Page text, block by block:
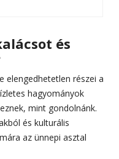
és
elengedhetetlen részei a
hagyományok
mint gondolnánk.
és kulturális
az ünnepi asztal